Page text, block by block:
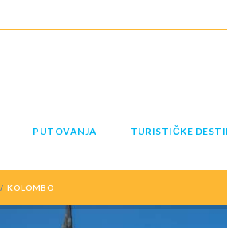
PUTOVANJA TURISTIČKE
KOLOMBO